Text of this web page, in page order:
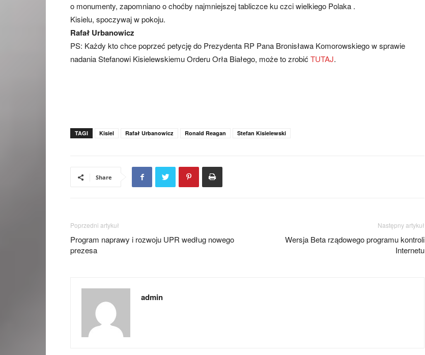
o monumenty, zapomniano o choćby najmniejszej tabliczce ku czci wielkiego Polaka .
Kisielu, spoczywaj w pokoju.
Rafał Urbanowicz
PS: Każdy kto chce poprzeć petycję do Prezydenta RP Pana Bronisława Komorowskiego w sprawie
nadania Stefanowi Kisielewskiemu Orderu Orła Białego, może to zrobić TUTAJ.
TAGI Kisiel Rafał Urbanowicz Ronald Reagan Stefan Kisielewski
Share
Poprzedni artykuł
Program naprawy i rozwoju UPR według nowego
prezesa
Następny artykuł
Wersja Beta rządowego programu kontroli
Internetu
admin